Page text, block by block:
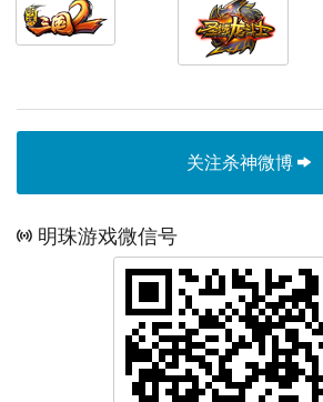
关注杀神微博
明珠游戏微信号